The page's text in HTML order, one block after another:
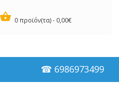
0 προϊόν(τα) - 0,00€
☎ 6986973499